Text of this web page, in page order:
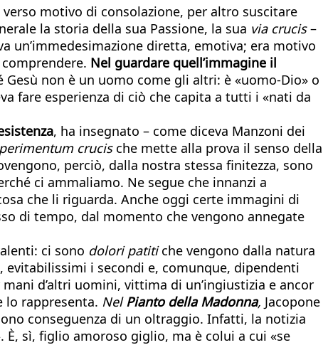
motivo di consolazione, per altro suscitare
la storia della sua Passione, la sua via crucis–
un’immedesimazione diretta, emotiva; era motivo
Nel guardare quell’immagine il
non è un uomo come gli altri: è «uomo-Dio» o
fare esperienza di ciò che capita a tutti i «nati da
, ha insegnato – come diceva Manzoni dei
crucische mette alla prova il senso della
perciò, dalla nostra stessa finitezza, sono
ci ammaliamo. Ne segue che innanzi a
che li riguarda. Anche oggi certe immagini di
di tempo, dal momento che vengono annegate
ci sono dolori patitiche vengono dalla natura
i secondi e, comunque, dipendenti
d’altri uomini, vittima di un’ingiustizia e ancor
lo rappresenta. NelPianto della Madonna, Jacopone
conseguenza di un oltraggio. Infatti, la notizia
sì, figlio amoroso giglio, ma è colui a cui «se